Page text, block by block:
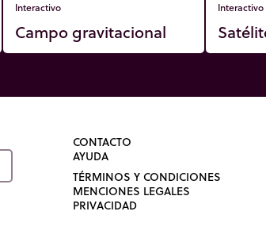
Interactivo
Campo gravitacional
Interactivo
CONTACTO
AYUDA
TÉRMINOS Y CONDICIONES
MENCIONES LEGALES
PRIVACIDAD